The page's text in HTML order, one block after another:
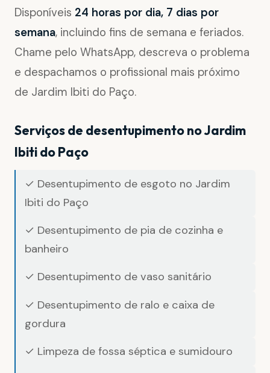
Disponíveis 24 horas por dia, 7 dias por
semana, incluindo fins de semana e feriados.
Chame pelo WhatsApp, descreva o problema
e despachamos o profissional mais próximo
de Jardim Ibiti do Paço.
Serviços de desentupimento no Jardim
Ibiti do Paço
✓ Desentupimento de esgoto no Jardim
Ibiti do Paço
✓ Desentupimento de pia de cozinha e
banheiro
✓ Desentupimento de vaso sanitário
✓ Desentupimento de ralo e caixa de
gordura
✓ Limpeza de fossa séptica e sumidouro